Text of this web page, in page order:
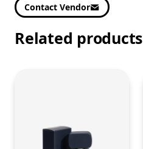
Contact Vendor
Related products